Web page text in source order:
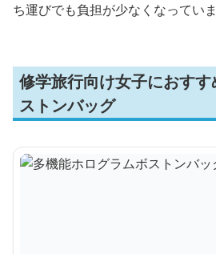
ち運びでも負担が少なくなっていま
修学旅行向け女子におす
ストンバッグ